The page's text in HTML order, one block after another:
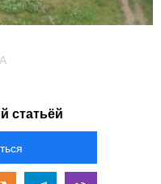
статьёй